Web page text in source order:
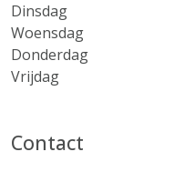
Dinsdag
Woensdag
Donderdag
Vrijdag
Contact